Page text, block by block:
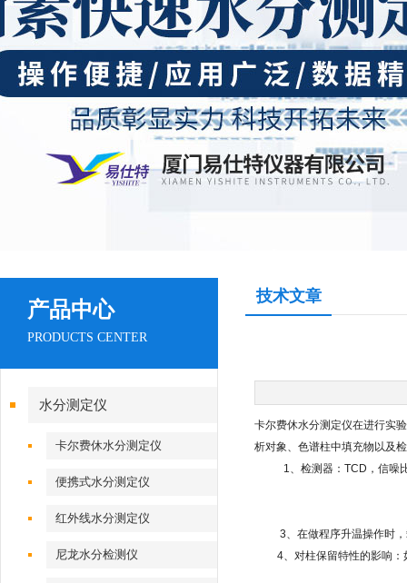
产品中心
PRODUCTS CENTER
水分测定仪
卡尔费休水分测定仪
便携式水分测定仪
红外线水分测定仪
尼龙水分检测仪
技术文章
卡尔费休水分测定仪在进行实
析对象、色谱柱中填充物以及
1、检测器：TCD，信噪比
3、在做程序升温操作时，
4、对柱保留特性的影响：如